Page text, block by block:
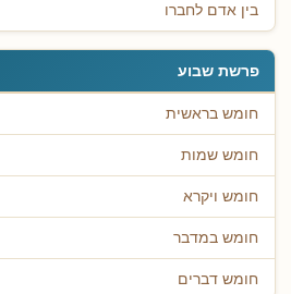
בין אדם לחברו
פרשת שבוע
חומש בראשית
חומש שמות
חומש ויקרא
חומש במדבר
חומש דברים